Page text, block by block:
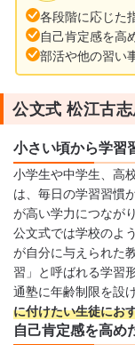
各段階に応じた
自己肯定感を高
部活や他の習い
公文式 松江古
小さい頃から学習
小学生や中学生、高
は、毎日の学習習慣
が高い学力につながり
公文式では学校のよ
が自分に与えられた
習」と呼ばれる学習
通塾に年齢制限を設
に付けたい生徒にお
自己肯定感を高め